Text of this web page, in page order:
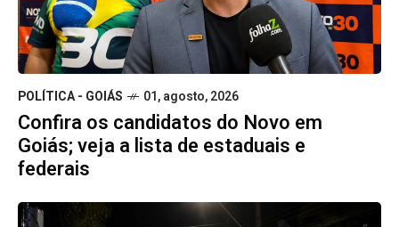
POLÍTICA - GOIÁS 01, agosto, 2026
Confira os candidatos do Novo em
Goiás; veja a lista de estaduais e
federais